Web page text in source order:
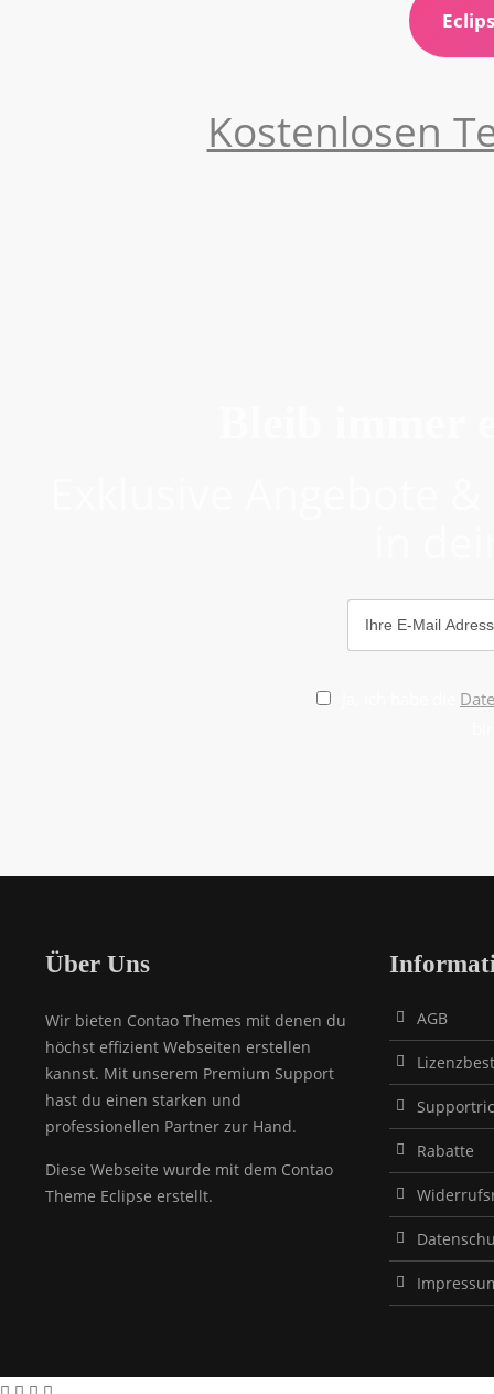
Kostenlosen
Über Uns
Wir bieten Contao Themes mit denen du
höchst effizient Webseiten erstellen
kannst. Mit unserem Premium Support
hast du einen starken und
professionellen Partner zur Hand.
Diese Webseite wurde mit dem Contao
Theme Eclipse erstellt.
AGB
Rabatte